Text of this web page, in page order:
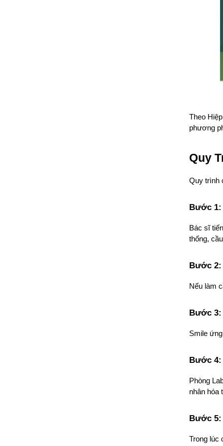
Theo
phương
Quy
Quy trình
Bước 1:
Bác sĩ
thống,
Bước 2:
Nếu làm
Bước 3:
Smile
Bước 4:
Phòng
nhân hóa
Bước 5:
Trong lúc